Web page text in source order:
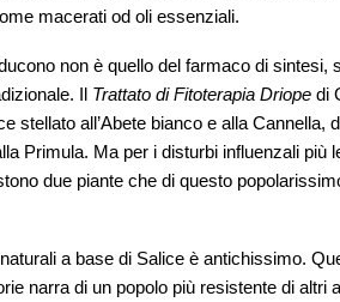
macerati od oli essenziali.
non è quello del farmaco di
Il Trattato di Fitoterapia Driope di
stellato all’Abete bianco e alla
Primula. Ma per i disturbi influenzali
due piante che di questo
naturali a base di Salice è antichissimo.
narra di un popolo più resistente di